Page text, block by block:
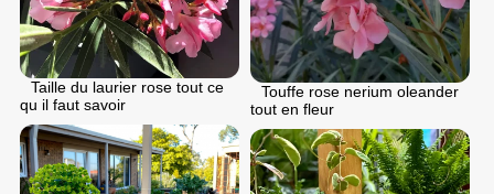
Touffe rose nerium oleander
tout en fleur
Taille du laurier rose tout ce
qu il faut savoir